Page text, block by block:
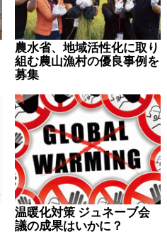
農水省、地域活性化に取り
組む農山漁村の優良事例を
募集
温暖化対策 ジュネーブ会
議の成果はいかに？